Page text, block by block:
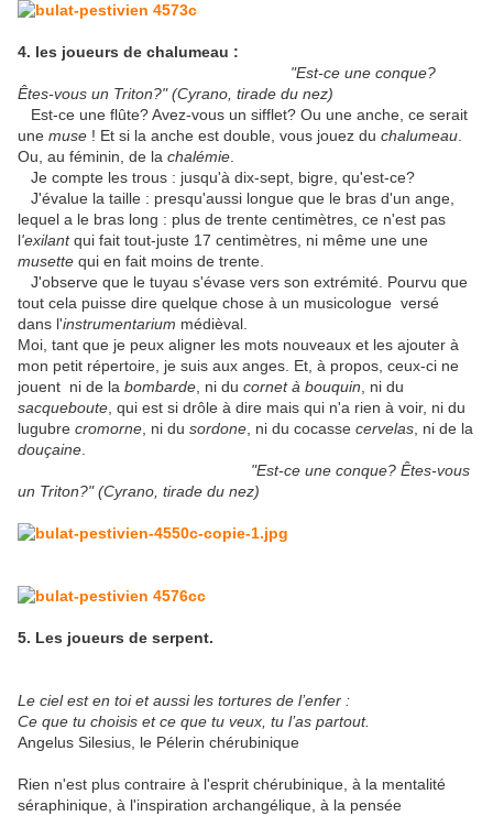
4. les joueurs de chalumeau :
"Est-ce une conque?
Êtes-vous un Triton?" (Cyrano, tirade du nez)
Est-ce une flûte? Avez-vous un sifflet? Ou une anche, ce serait
une muse ! Et si la anche est double, vous jouez du chalumeau
Ou, au féminin, de la chalémie
Je compte les trous : jusqu'à dix-sept, bigre, qu'est-ce?
J'évalue la taille : presqu'aussi longue que le bras d'un ange,
lequel a le bras long : plus de trente centimètres, ce n'est pas
l'exilantqui fait tout-juste 17 centimètres, ni même une une
musette qui en fait moins de trente.
J'observe que le tuyau s'évase vers son extrémité. Pourvu que
tout cela puisse dire quelque chose à un musicologue versé
dans l'instrumentarium médièval.
Moi, tant que je peux aligner les mots nouveaux et les ajouter à
mon petit répertoire, je suis aux anges. Et, à propos, ceux-ci ne
jouent ni de la bombarde , ni du cornet à bouquin , ni du
sacqueboute , qui est si drôle à dire mais qui n'a rien à voir, ni du
lugubre cromorne , ni du sordone , ni du cocasse cervelas , ni de la
douçaine
"Est-ce une conque? Êtes-vous
un Triton?" (Cyrano, tirade du nez)
5. Les joueurs de serpent.
Le ciel est en toi et aussi les tortures de l’enfer :
Ce que tu choisis et ce que tu veux, tu l’as partout.
Angelus Silesius, le Pélerin chérubinique
Rien n'est plus contraire à l'esprit chérubinique, à la mentalité
séraphinique, à l'inspiration archangélique, à la pensée